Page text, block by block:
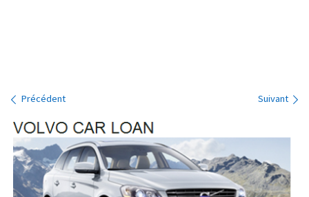
Navigation des images
Précédent Suivant